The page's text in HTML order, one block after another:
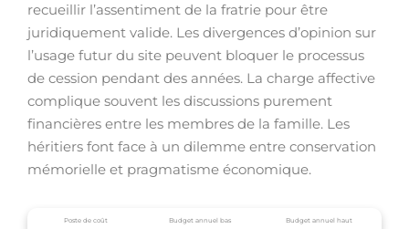
recueillir l’assentiment de la fratrie pour être
juridiquement valide. Les divergences d’opinion sur
l’usage futur du site peuvent bloquer le processus
de cession pendant des années. La charge affective
complique souvent les discussions purement
financières entre les membres de la famille. Les
héritiers font face à un dilemme entre conservation
mémorielle et pragmatisme économique.
Poste de coût Budget annuel bas Budget annuel haut